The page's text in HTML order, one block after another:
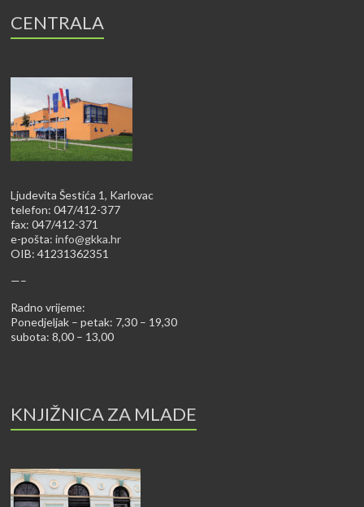
CENTRALA
Ljudevita Šestića 1, Karlovac
telefon: 047/412-377
fax: 047/412-371
e-pošta:info@gkka.hr
OIB: 41231362351
—–
Radno vrijeme:
Ponedjeljak – petak: 7,30 – 19,30
subota: 8,00 – 13,00
KNJIŽNICA ZA MLADE